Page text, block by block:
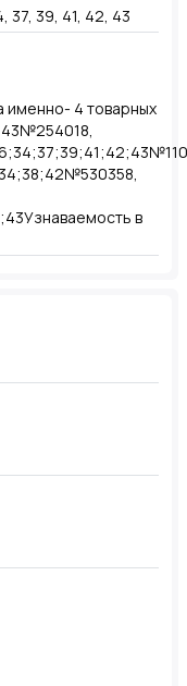
37, 39, 41, 42, 43
именно- 4 товарных
в